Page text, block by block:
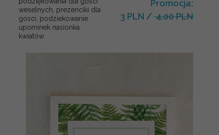
weselnych, prezenciki dla
gosci, podziekowanie
upominek nasionka
kwiatów
Promocja:
3 PLN / 4.00 PLN